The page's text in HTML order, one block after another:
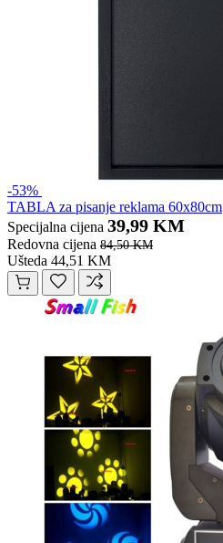
-53%
TABLA za pisanje reklama 60x80cm
Specijalna cijena 39,99 KM
Redovna cijena 84,50 KM
Ušteda 44,51 KM